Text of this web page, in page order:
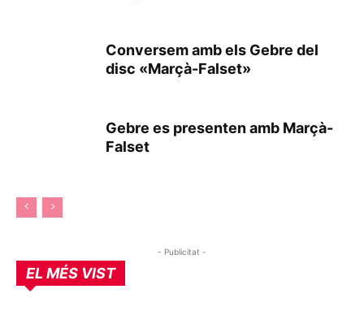
Conversem amb els Gebre del
disc «Marçà-Falset»
Gebre es presenten amb Marçà-
Falset
- Publicitat -
EL MÉS VIST